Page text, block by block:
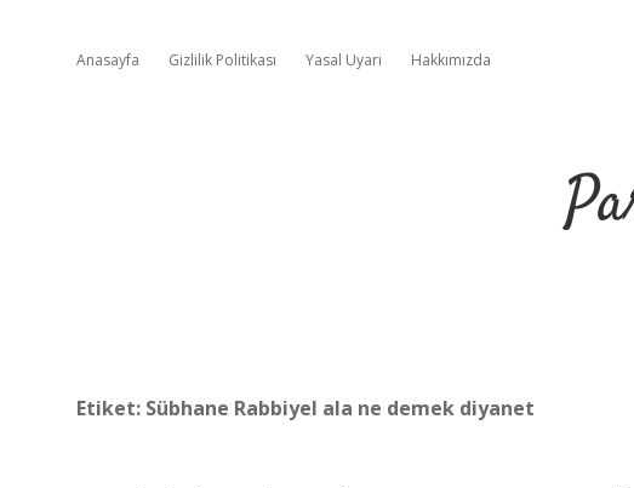
Anasayfa Gizlilik Politikası Yasal Uyarı Hakkımızda
Etiket: Sübhane Rabbiyel ala ne demek diyanet